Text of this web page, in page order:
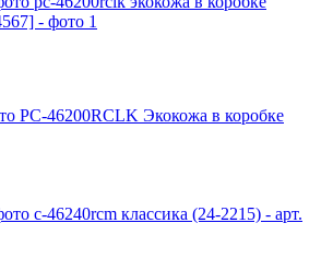
PС-46200RCLK Экокожа в коробке